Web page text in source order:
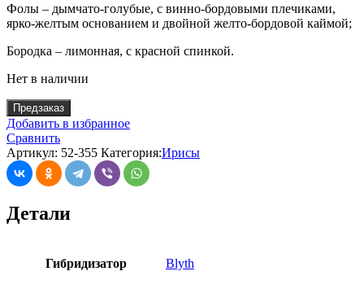
Фолы – дымчато-голубые, с винно-бордовыми плечиками,
ярко-желтым основанием и двойной желто-бордовой каймой;
Бородка – лимонная, с красной спинкой.
Нет в наличии
Предзаказ
Добавить в избранное
Сравнить
Артикул: 52-355 Категория:Ирисы
Детали
Гибридизатор Blyth